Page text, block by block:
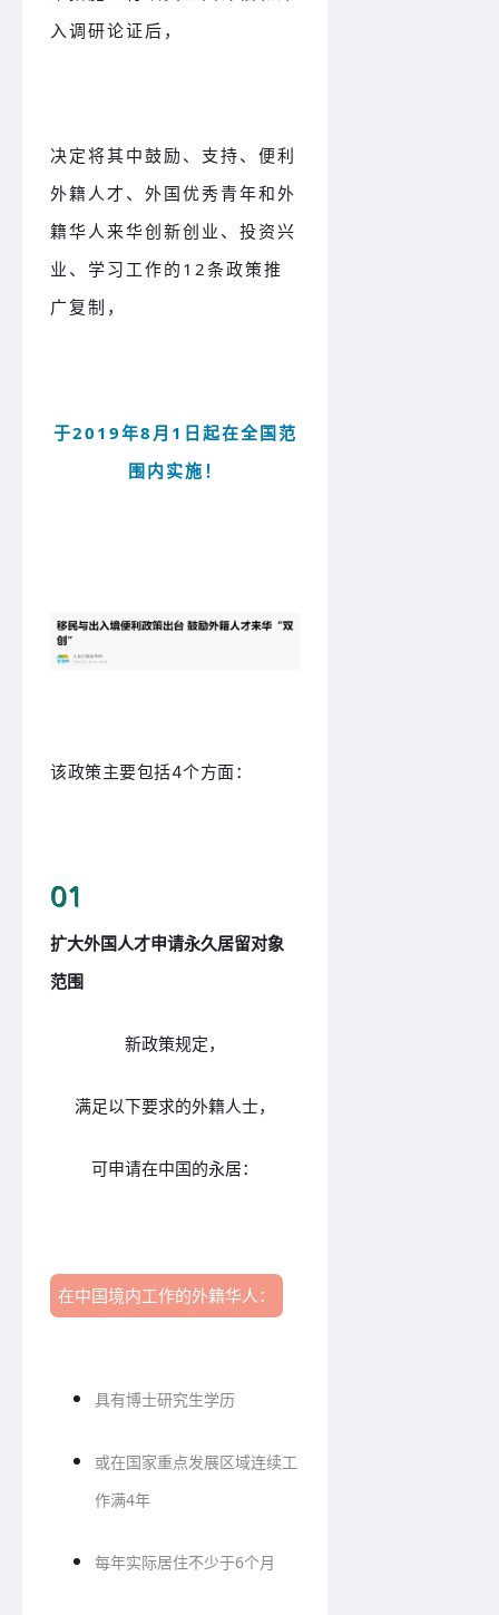
入调研论证后，
决定将其中鼓励、支持、便利
外籍人才、外国优秀青年和外
籍华人来华创新创业、投资兴
业、学习工作的12条政策推
广复制，
于2019年8月1日起在全国范
围内实施！
该政策主要包括4个方面：
01
扩大外国人才申请永久居留对象
范围
新政策规定，
满足以下要求的外籍人士，
可申请在中国的永居：
在中国境内工作的外籍华人：
具有博士研究生学历
或在国家重点发展区域连续工
作满4年
每年实际居住不少于6个月